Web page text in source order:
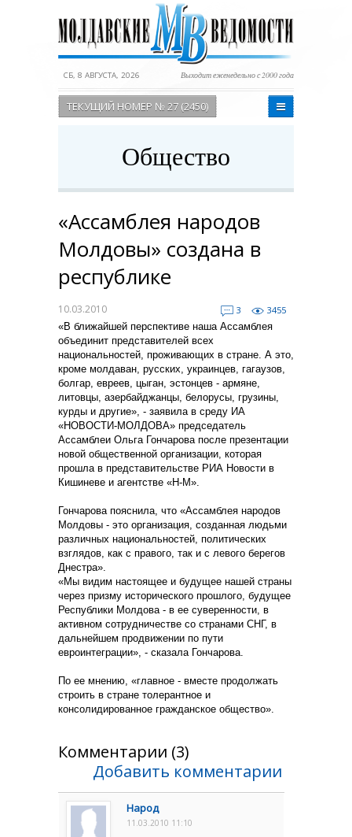
СБ, 8 АВГУСТА, 2026 Выходит еженедельно с 2000 года
ТЕКУЩИЙ НОМЕР № 27 (2450)
Общество
«Ассамблея народов
Молдовы» создана в
республике
10.03.2010 3
3455
«В ближайшей перспективе наша Ассамблея
объединит представителей всех
национальностей, проживающих в стране. А это,
кроме молдаван, русских, украинцев, гагаузов,
болгар, евреев, цыган, эстонцев - армяне,
литовцы, азербайджанцы, белорусы, грузины,
курды и другие», - заявила в среду ИА
«НОВОСТИ-МОЛДОВА» председатель
Ассамблеи Ольга Гончарова после презентации
новой общественной организации, которая
прошла в представительстве РИА Новости в
Кишиневе и агентстве «Н-М».
Гончарова пояснила, что «Ассамблея народов
Молдовы - это организация, созданная людьми
различных национальностей, политических
взглядов, как с правого, так и с левого берегов
Днестра».
«Мы видим настоящее и будущее нашей страны
через призму исторического прошлого, будущее
Республики Молдова - в ее суверенности, в
активном сотрудничестве со странами СНГ, в
дальнейшем продвижении по пути
евроинтеграции», - сказала Гончарова.
По ее мнению, «главное - вместе продолжать
строить в стране толерантное и
консолидированное гражданское общество».
Комментарии (3)
Добавить комментарии
Народ
11.03.2010 11:10